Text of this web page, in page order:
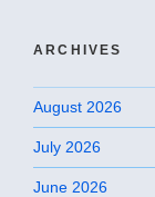
ARCHIVES
August 2026
July 2026
June 2026